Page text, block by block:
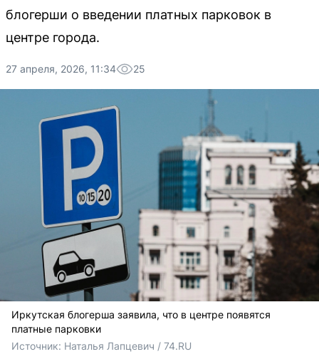
блогерши о введении платных парковок в
центре города.
27 апреля, 2026, 11:34 25
Иркутская блогерша заявила, что в центре появятся
платные парковки
Источник: Наталья Лапцевич / 74.RU